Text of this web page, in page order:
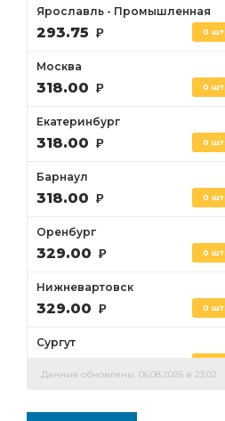
Ярославль - Промышленная
293.75 Р 0 шт.
Москва
318.00 Р 0 шт.
Екатеринбург
318.00 Р 0 шт.
Барнаул
318.00 Р 0 шт.
Оренбург
329.00 Р 0 шт.
Нижневартовск
329.00 Р 0 шт.
Сургут
Данные обновлены: 06.08.2026 в 23:02